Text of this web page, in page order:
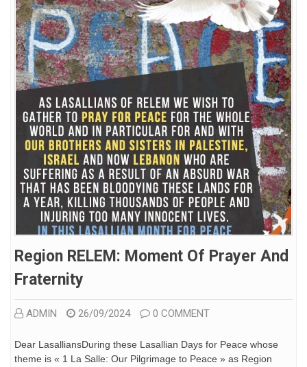
Region RELEM: Moment Of Prayer And
Fraternity
ADMIN 26/09/2024 0 COMMENT
Dear LasalliansDuring these Lasallian Days for Peace whose
theme is « 1 La Salle: Our Pilgrimage to Peace » as Region